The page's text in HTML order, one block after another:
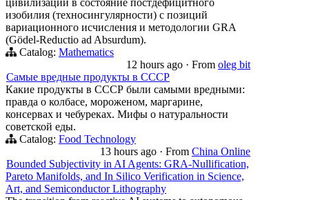
изобилия (техносингулярности) с позиций
вариационного исчисления и методологии GRA
(Gödel-Reductio ad Absurdum).
Catalog: Mathematics
12 hours ago · From oleg bit
Самые вредные продукты в СССР
Какие продукты в СССР были самыми вредными:
правда о колбасе, мороженом, маргарине,
консервах и чебуреках. Мифы о натуральности
советской еды.
Catalog: Food Technology
13 hours ago · From China Online
Bounded Subjectivity in AI Agents: GRA-Nullification,
Pareto Manifolds, and In Silico Verification in Science,
Art, and Semiconductor Lithography